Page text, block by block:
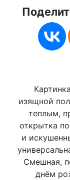
изящной
теплым,
открытка
и
Смешная,
днём